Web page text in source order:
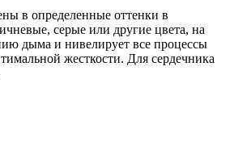
в определенные оттенки в
серые или другие цвета, на
дыма и нивелирует все процессы
жесткости. Для сердечника